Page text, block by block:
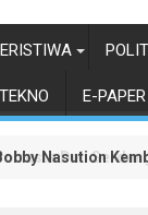
TEKNO E-PAPER
Nasution
Deli